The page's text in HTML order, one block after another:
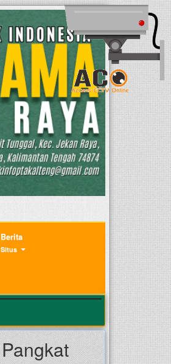
Berita
Situs